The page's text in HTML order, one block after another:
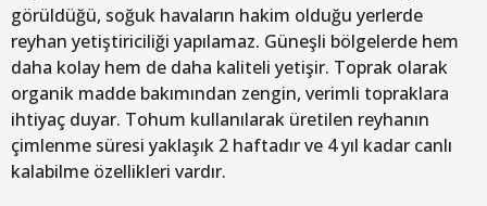
görüldüğü, soğuk havaların hakim olduğu yerlerde
reyhan yetiştiriciliği yapılamaz. Güneşli bölgelerde hem
daha kolay hem de daha kaliteli yetişir. Toprak olarak
organik madde bakımından zengin, verimli topraklara
ihtiyaç duyar. Tohum kullanılarak üretilen reyhanın
çimlenme süresi yaklaşık 2 haftadır ve 4 yıl kadar canlı
kalabilme özellikleri vardır.